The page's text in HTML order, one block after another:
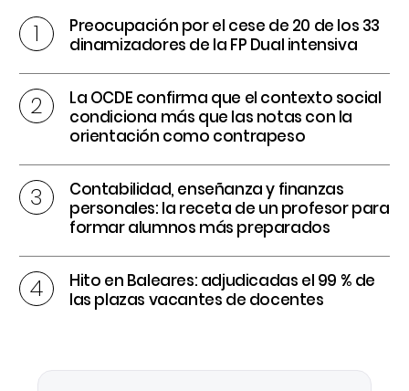
Preocupación por el cese de 20 de los 33
dinamizadores de la FP Dual intensiva
La OCDE confirma que el contexto social
condiciona más que las notas con la
orientación como contrapeso
Contabilidad, enseñanza y finanzas
personales: la receta de un profesor para
formar alumnos más preparados
Hito en Baleares: adjudicadas el 99 % de
las plazas vacantes de docentes